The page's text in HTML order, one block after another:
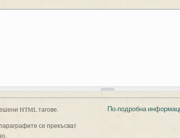
По-подробна
HTML тагове.
се прекъсват